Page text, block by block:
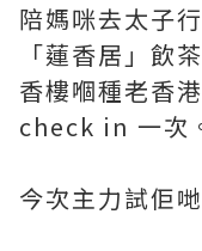
陪媽咪去太子
「蓮香居」飲
香樓嗰種老香
check in 一次
今次主力試佢